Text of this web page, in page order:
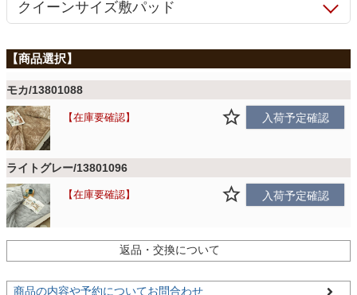
寝具
カーテン
モカ/13801088
在庫要確認 入荷予定確認
ライトグレー/13801096
在庫要確認 入荷予定確認
返品・交換について
商品の内容や予約についてお問合わせ